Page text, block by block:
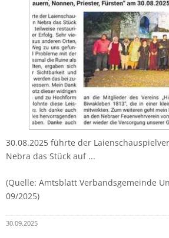
30.08.2025 führte der
Nebra das Stück auf ...
(Quelle: Amtsblatt Verbandsgemeinde
09/2025)
30.09.2025